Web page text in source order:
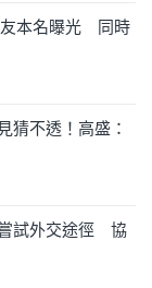
友本名曝光 同時
猜不透！高盛：
試外交途徑 協